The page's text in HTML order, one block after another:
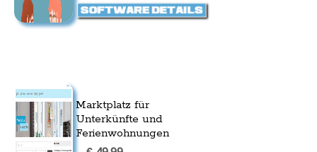
Marktplatz für
Unterkünfte und
Ferienwohnungen